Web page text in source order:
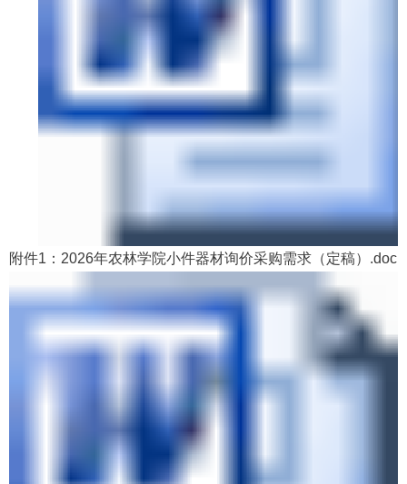
附件1：2026年农林学院小件器材询价采购需求（定稿）.doc